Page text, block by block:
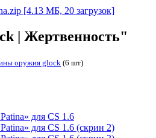
[4.13 МБ, 20 загрузок]
| Жертвенность"
оружия glock (6 шт)